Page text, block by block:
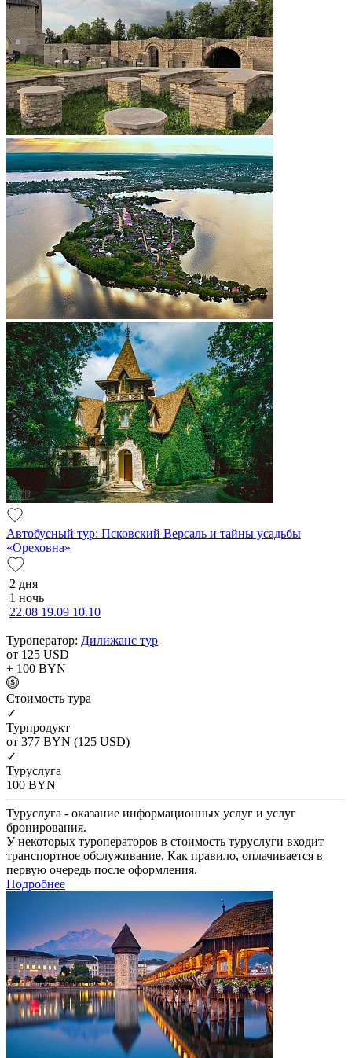
Автобусный тур: Псковский Версаль и тайны усадьбы
«Ореховна»
2 дня
1 ночь
22.08 19.09 10.10
Туроператор: Дилижанс тур
от 125 USD
+ 100 BYN
Cтоимость тура
✓
Турпродукт
от 377 BYN (125 USD)
✓
Туруслуга
100 BYN
Туруслуга - оказание информационных услуг и услуг
бронирования.
У некоторых туроператоров в стоимость туруслуги входит
транспортное обслуживание. Как правило, оплачивается в
первую очередь после оформления.
Подробнее